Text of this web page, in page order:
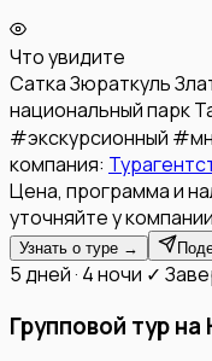
Что увидите
СаткаЗюраткуль
национальный парк
#экскурсионный #
компания:
Цена, программа и
уточняйте у
Узнать о туре →
5 дней · 4 ночи ✓
Групповой тур